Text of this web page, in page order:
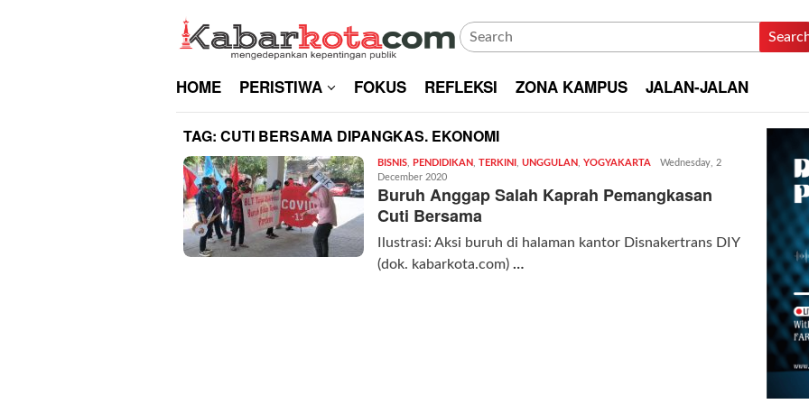
HOME PERISTIWA FOKUS REFLEKSI ZONA KAMPUS JALAN-JALAN
TAG: CUTI BERSAMA DIPANGKAS. EKONOMI
BISNIS PENDIDIKAN TERKINI UNGGULAN YOGYAKARTA Redaksi
kabarkota
Wednesday, 2
December 2020
Buruh Anggap Salah Kaprah Pemangkasan
Cuti Bersama
Ilustrasi: Aksi buruh di halaman kantor Disnakertrans DIY
(dok. kabarkota.com) …